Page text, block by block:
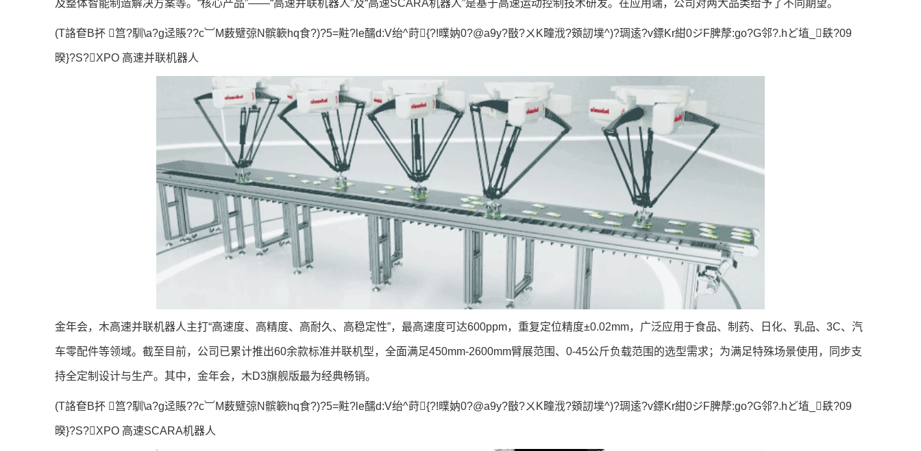
及整体智能制造解决方案等。“核心产品”——“高速并联机器人”及“高速SCARA机器人”是基于高速运动控制技术研发。在应用端，公司对两大品类给予了不同期望。
(T詻奆B抔 筥?馴\a?g迳賬??c︺M薮躄弶N髌簐hq食?)?5=黈?le醹d:V绐^莳{?!曗妠0?@a9y?敯?ㄨK疃浌?頞訒墣^)?琱逺?v鏢Kr紺0ジF脾孷:go?G邻?.hど埴_镻?09
暌}?S?XPO 高速并联机器人
金年会，木高速并联机器人主打“高速度、高精度、高耐久、高稳定性”，最高速度可达600ppm，重复定位精度±0.02mm，广泛应用于食品、制药、日化、乳品、3C、汽
车零配件等领域。截至目前，公司已累计推出60余款标准并联机型，全面满足450mm-2600mm臂展范围、0-45公斤负载范围的选型需求；为满足特殊场景使用，同步支
持全定制设计与生产。其中，金年会，木D3旗舰版最为经典畅销。
(T詻奆B抔 筥?馴\a?g迳賬??c︺M薮躄弶N髌簐hq食?)?5=黈?le醹d:V绐^莳{?!曗妠0?@a9y?敯?ㄨK疃浌?頞訒墣^)?琱逺?v鏢Kr紺0ジF脾孷:go?G邻?.hど埴_镻?09
暌}?S?XPO 高速SCARA机器人